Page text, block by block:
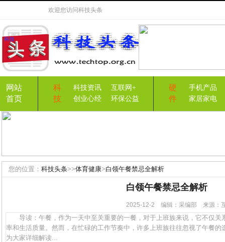
欢迎您访问科技头条
网站
首页
科
技
科技资讯
互联网+
创业心经
环保公益
硬
件
手机产品
家居家电
您的位置： 科技头条>>体育健康>白领午餐禁忌全解析
白领午餐禁忌全解析
2025-12-2 编辑：采编部 来源
导读：午餐，作为一天中至关重要的一餐，对于上班族来说，它不仅关
率和生活质量。然而，在忙碌的工作节奏中，许多上班族往往忽视了午餐
为大家详细解读...